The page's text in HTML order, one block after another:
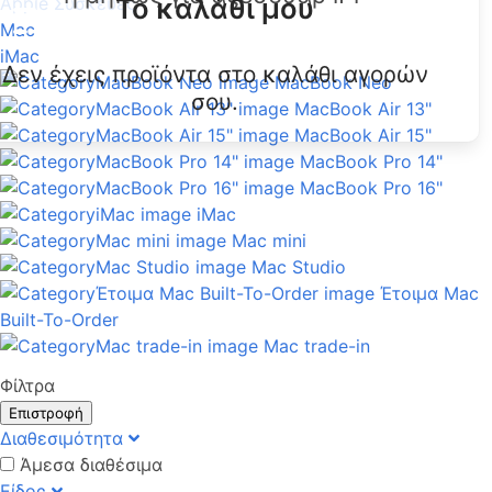
Το καλάθι μου
Δεν έχεις προϊόντα στο καλάθι αγορών
σου.
Mac
iMac
MacBook Neo
MacBook Air 13"
MacBook Air 15"
MacBook Pro 14"
MacBook Pro 16"
iMac
Mac mini
Mac Studio
Έτοιμα Mac
Built-To-Order
Mac trade-in
Φίλτρα
Επιστροφή
Διαθεσιμότητα
Άμεσα διαθέσιμα